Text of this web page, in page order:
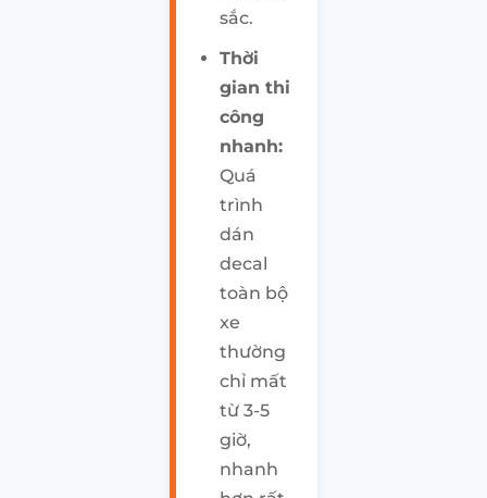
sắc.
Thời
gian thi
công
nhanh:
Quá
trình
dán
decal
toàn bộ
xe
thường
chỉ mất
từ 3-5
giờ,
nhanh